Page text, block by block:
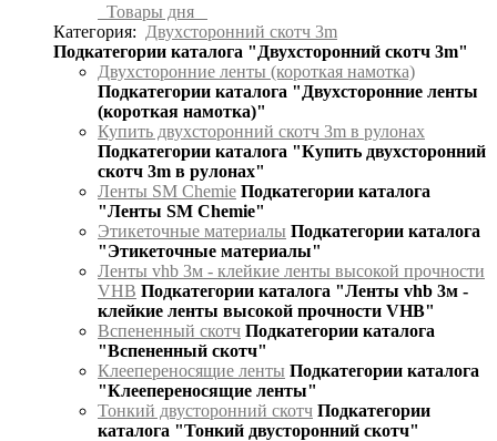
Товары дня
Категория:
Двухсторонний скотч 3m
Подкатегории каталога "Двухсторонний скотч 3m"
Двухсторонние ленты (короткая намотка)
Подкатегории каталога "Двухсторонние ленты
(короткая намотка)"
Купить двухсторонний скотч 3m в рулонах
Подкатегории каталога "Купить двухсторонний
скотч 3m в рулонах"
Ленты SM Chemie Подкатегории каталога
"Ленты SM Chemie"
Этикеточные материалы Подкатегории каталога
"Этикеточные материалы"
Ленты vhb 3м - клейкие ленты высокой прочности
VHB Подкатегории каталога "Ленты vhb 3м -
клейкие ленты высокой прочности VHB"
Вспененный скотч Подкатегории каталога
"Вспененный скотч"
Клеепереносящие ленты Подкатегории каталога
"Клеепереносящие ленты"
Тонкий двусторонний скотч Подкатегории
каталога "Тонкий двусторонний скотч"